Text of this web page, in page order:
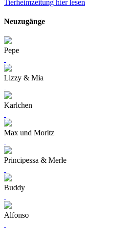
Tierheimzeitung hier lesen
Neuzugänge
Pepe
Lizzy & Mia
Karlchen
Max und Moritz
Principessa & Merle
Buddy
Alfonso